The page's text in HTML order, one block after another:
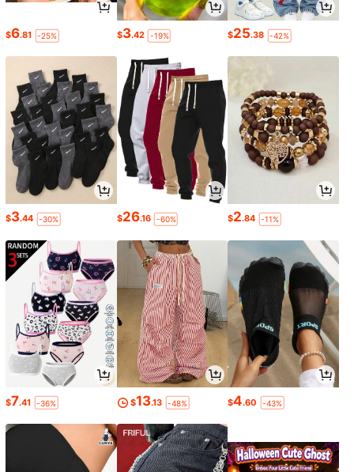
$6.81 -25% $3.42 -19% $25.38 -42%
$3.44 -30% $26.16 -60% $2.84 -11%
$7.41 -36% $13.13 -48% $4.60 -43%